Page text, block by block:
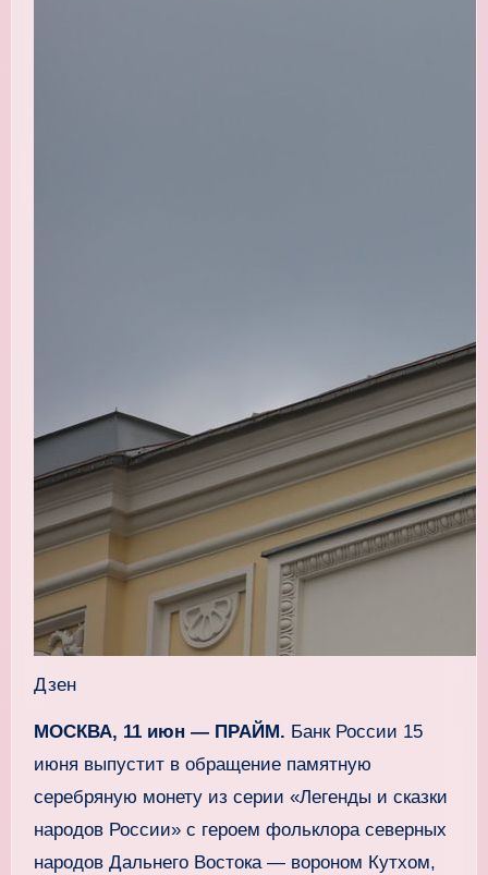
Дзен
МОСКВА, 11 июн — ПРАЙМ. Банк России 15
июня выпустит в обращение памятную
серебряную монету из серии «Легенды и сказки
народов России» с героем фольклора северных
народов Дальнего Востока — вороном Кутхом,